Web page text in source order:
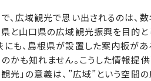
、広域観光で思い出されるのは、
と山口県の広域観光振興を目的と
にも、島根県が設置した案内板が
のかも知れません。こうした情報
光」の意義は、”広域”という空間